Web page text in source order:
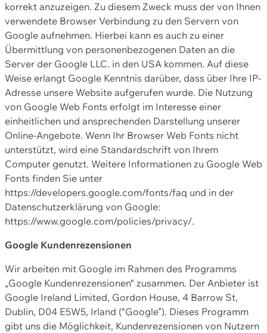
korrekt anzuzeigen. Zu diesem Zweck muss der von Ihnen
verwendete Browser Verbindung zu den Servern von
Google aufnehmen. Hierbei kann es auch zu einer
Übermittlung von personenbezogenen Daten an die
Server der Google LLC. in den USA kommen. Auf diese
Weise erlangt Google Kenntnis darüber, dass über Ihre IP-
Adresse unsere Website aufgerufen wurde. Die Nutzung
von Google Web Fonts erfolgt im Interesse einer
einheitlichen und ansprechenden Darstellung unserer
Online-Angebote. Wenn Ihr Browser Web Fonts nicht
unterstützt, wird eine Standardschrift von Ihrem
Computer genutzt. Weitere Informationen zu Google Web
Fonts finden Sie unter
https://developers.google.com/fonts/faq und in der
Datenschutzerklärung von Google:
https://www.google.com/policies/privacy/.
Google Kundenrezensionen
Wir arbeiten mit Google im Rahmen des Programms
„Google Kundenrezensionen“ zusammen. Der Anbieter ist
Google Ireland Limited, Gordon House, 4 Barrow St,
Dublin, D04 E5W5, Irland (“Google”). Dieses Programm
gibt uns die Möglichkeit, Kundenrezensionen von Nutzern